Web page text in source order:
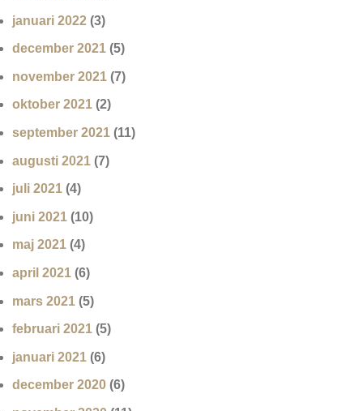
januari 2022 (3)
december 2021 (5)
november 2021 (7)
oktober 2021 (2)
september 2021 (11)
augusti 2021 (7)
juli 2021 (4)
juni 2021 (10)
maj 2021 (4)
april 2021 (6)
mars 2021 (5)
februari 2021 (5)
januari 2021 (6)
december 2020 (6)